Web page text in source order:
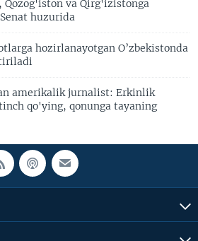
Qozog'iston va Qirg'izistonga
huzurida
hozirlanayotgan O’zbekistonda
amerikalik jurnalist: Erkinlik
qo'ying, qonunga tayaning